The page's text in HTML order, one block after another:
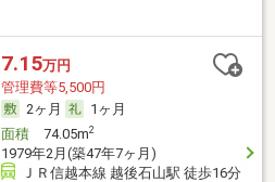
7.15万円
管理費等5,500円
2ヶ月
1ヶ月
面積74.05m2
1979年2月(築47年7ヶ月)
ＪＲ信越本線 越後石山駅 徒歩16分